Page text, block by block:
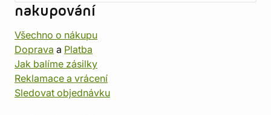
nakupování
Všechno o nákupu
Doprava a Platba
Jak balíme zásilky
Reklamace a vrácení
Sledovat objednávku